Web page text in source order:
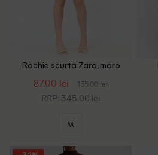
Rochie scurta Zara, maro
87.00 lei 135.00 lei
RRP: 345.00 lei
M